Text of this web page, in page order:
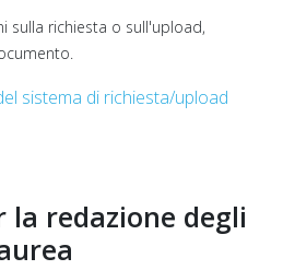
sulla richiesta o sull'upload,
sistema di richiesta/upload
la redazione degli